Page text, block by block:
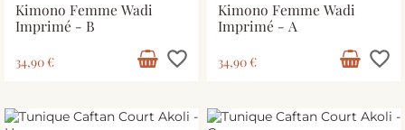
Kimono Femme Wadi
Imprimé - B
34,90 € favorite_border
Kimono Femme Wadi
Imprimé - A
34,90 € favorite_border